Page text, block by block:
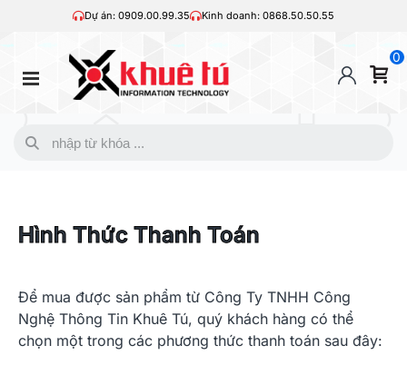
Dự án: 0909.00.99.35 Kinh doanh: 0868.50.50.55
0
Hình Thức Thanh Toán
Để mua được sản phẩm từ Công Ty TNHH Công
Nghệ Thông Tin Khuê Tú, quý khách hàng có thể
chọn một trong các phương thức thanh toán sau đây: